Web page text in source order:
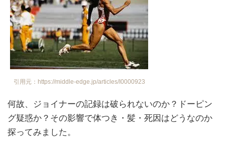
引用元：https://middle-edge.jp/articles/I0000923
何故、ジョイナーの記録は破られないのか？ドーピン
グ疑惑か？その影響で体つき・髪・死因はどうなのか
探ってみました。